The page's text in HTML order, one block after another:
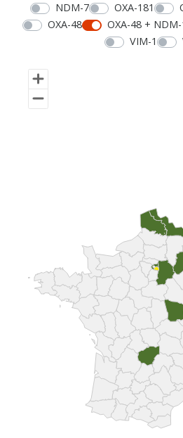
NDM-7
OXA-181
OXA-48
OXA-48 + NDM-
VIM-1